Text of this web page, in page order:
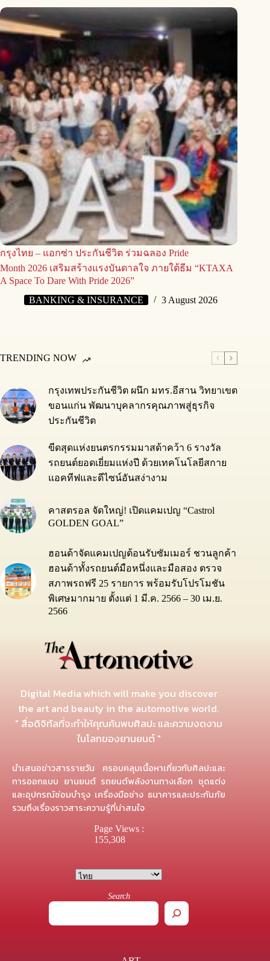
กรุงไทย – แอกซ่า ประกันชีวิต ร่วมฉลอง Pride
Month 2026 เสริมสร้างแรงบันดาลใจ ภายใต้ธีม “KTAXA
A Space To Dare With Pride 2026”
BANKING & INSURANCE
3 August 2026
TRENDING NOW
กรุงเทพประกันชีวิต ผนึก มทร.อีสาน วิทยาเขต
ขอนแก่น พัฒนาบุคลากรคุณภาพสู่ธุรกิจ
ประกันชีวิต
ขีดสุดแห่งยนตรกรรมมาสด้าคว้า 6 รางวัล
รถยนต์ยอดเยี่ยมแห่งปี ด้วยเทคโนโลยีสกาย
แอคทีฟและดีไซน์อันสง่างาม
คาสตรอล จัดใหญ่! เปิดแคมเปญ “Castrol
GOLDEN GOAL”
ฮอนด้าจัดแคมเปญต้อนรับซัมเมอร์ ชวนลูกค้า
ฮอนด้าทั้งรถยนต์มือหนึ่งและมือสอง ตรวจ
สภาพรถฟรี 25 รายการ พร้อมรับโปรโมชัน
พิเศษมากมาย ตั้งแต่ 1 มี.ค. 2566 – 30 เม.ย.
2566
Digital Media which will make you discover
the art and beauty in the automotive world.
" สื่อดิจิทัลที่จะทำให้คุณค้นพบศิลปะ และความงดงาม
ในโลกของยานยนต์ "
นำเสนอข่าวสารรายวัน ครอบคลุมเนื้อหาเกี่ยวกับศิลปะและ
การออกแบบ ยานยนต์ รถยนต์พลังงานทางเลือก ชุดแต่ง
และอุปกรณ์ซ่อมบำรุง เครื่องมือช่าง ธนาคารและประกันภัย
รวมถึงเรื่องราวสาระความรู้ที่น่าสนใจ
Page Views :
155,308
Search